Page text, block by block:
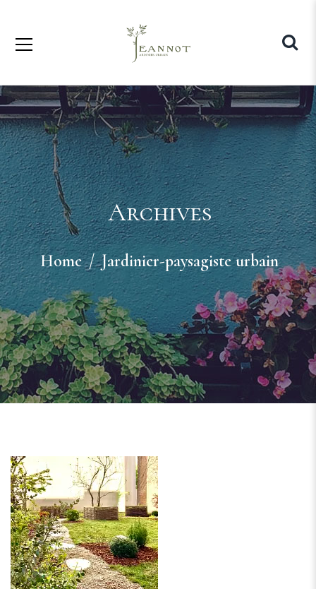
Archives
Home Jardinier-paysagiste urbain